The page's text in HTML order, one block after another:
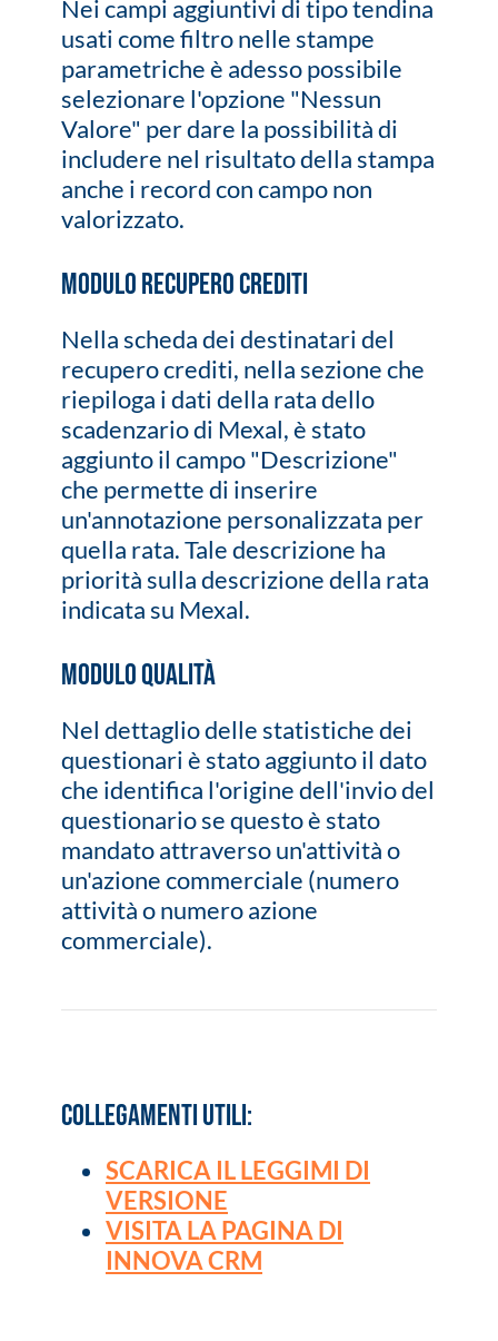
Nei campi aggiuntivi di tipo tendina
usati come filtro nelle stampe
parametriche è adesso possibile
selezionare l'opzione "Nessun
Valore" per dare la possibilità di
includere nel risultato della stampa
anche i record con campo non
valorizzato.
Modulo Recupero Crediti
Nella scheda dei destinatari del
recupero crediti, nella sezione che
riepiloga i dati della rata dello
scadenzario di Mexal, è stato
aggiunto il campo "Descrizione"
che permette di inserire
un'annotazione personalizzata per
quella rata. Tale descrizione ha
priorità sulla descrizione della rata
indicata su Mexal.
Modulo Qualità
Nel dettaglio delle statistiche dei
questionari è stato aggiunto il dato
che identifica l'origine dell'invio del
questionario se questo è stato
mandato attraverso un'attività o
un'azione commerciale (numero
attività o numero azione
commerciale).
COLLEGAMENTI UTILI:
SCARICA IL LEGGIMI DI
VERSIONE
VISITA LA PAGINA DI
INNOVA CRM